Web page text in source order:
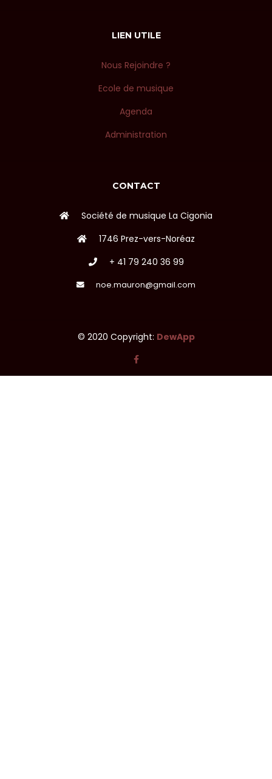
LIEN UTILE
Nous Rejoindre ?
Ecole de musique
Agenda
Administration
CONTACT
Société de musique La Cigonia
1746 Prez-vers-Noréaz
+ 41 79 240 36 99
noe.mauron@gmail.com
© 2020 Copyright: DewApp